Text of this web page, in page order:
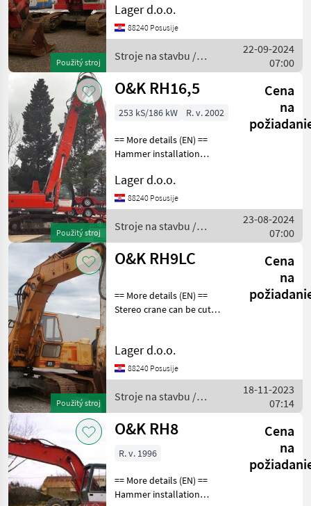
CAT
Hyundai
Komatsu
Volvo
Kobelco
Zobraziť
všetkých
29
MODEL
RH6
PMS
RH9
RH9LC
MARKETPLACE
Marketplace
Ponuky
predajcov
Drobné
inzeráty
Použitý stroj
stavbu Pásový báger
Lager d.o.o.
88240 Posusije
Stroje na stavbu /
O&K
22-09-2024
07:00
Použitý stroj
O&K RH16,5
Cena
na
253 kS/186 kW R. v. 2002
== More details (EN) ==
Hammer installation
reach 20m possibility of
shrinking / spreading
chassis Stroje na stavbu
Pásový báger
Lager d.o.o.
88240 Posusije
Stroje na stavbu /
O&K
23-08-2024
07:00
Použitý stroj
O&K RH9LC
Cena
na
== More details (EN) ==
Stereo crane can be cut
Stroje na stavbu Pásový
báger
Lager d.o.o.
88240 Posusije
Stroje na stavbu /
O&K
18-11-2023
07:14
O&K RH8
Cena
na
R. v. 1996
== More details (EN) ==
Hammer installation